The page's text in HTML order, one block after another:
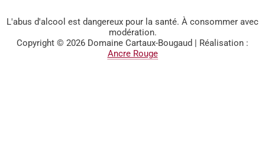
L'abus d'alcool est dangereux pour la santé. À consommer avec
modération.
Copyright © 2026 Domaine Cartaux-Bougaud | Réalisation :
Ancre Rouge